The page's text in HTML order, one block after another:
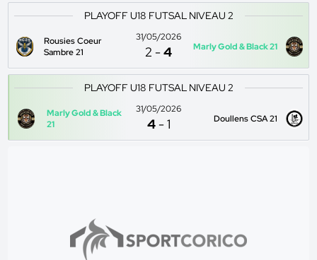
PLAYOFF U18 FUTSAL NIVEAU 2
Rousies Coeur
Sambre 21
31/05/2026
2 -4 Marly Gold & Black 21
PLAYOFF U18 FUTSAL NIVEAU 2
Marly Gold & Black
21
31/05/2026
4 -1 Doullens CSA 21